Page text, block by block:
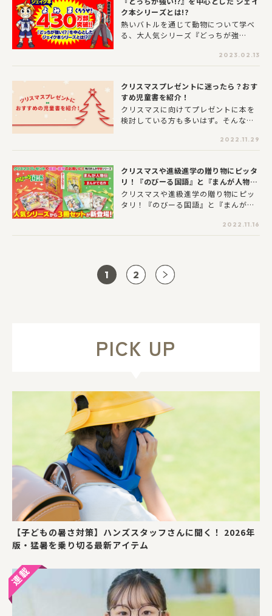
しも目白押し！さまざまな出版社が参
加します。もちろん、KADOKAWAも参
加しますのでぜひ遊びに来てください
ね。
ク本シリーズとは!?
熱いバトルを通じて動物について学べ
る、大人気シリーズ『どっちが強
チャー調査隊”が活躍します。実はこの
Ｘベンチャー調査隊、レインたち別チ
なメンバーが関わっているのです。動
物、人体、ナゾトキ、恐竜、ロボッ
ト…などなど、シリーズごとに扱うテ
ーマが異なり、Ｘベンチャー調査隊の
ェイク本”と呼んでおります。
2023.02.13
クリスマスプレゼントに迷ったら？おす
すめ児童書を紹介！
クリスマスに向けてプレゼントに本を
検討している方も多いはず。そんな方
書などを紹介します。ぜひ、参考にし
てみてください！
2022.11.29
クリスマスや進級進学の贈り物にピッタ
リ！『のびーる国語』と『まんが人物
伝』&『まんがで名作』から3冊セット
がそれぞれ新登場！
クリスマスや進級進学の贈り物にピッ
タリ！『のびーる国語』と『まんが人
2022.11.16
1 2
PICK UP
【子どもの暑さ対策】ハンズスタッフさんに聞く！ 2026年
版・猛暑を乗り切る最新アイテム